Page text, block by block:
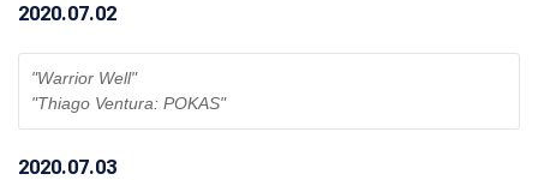
2020.07.02
"Warrior Well"
"Thiago Ventura: POKAS"
2020.07.03